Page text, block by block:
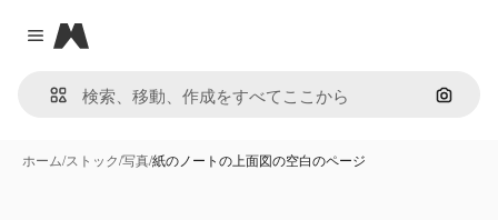
Close menu
Magnific
画像で
ホーム/ストック/写真/紙のノートの上面図の空白のページ